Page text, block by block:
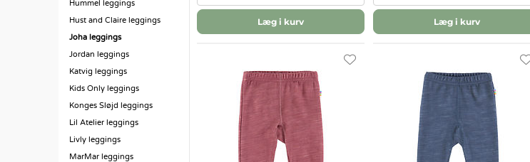
Hummel leggings
Hust and Claire leggings
Joha leggings
Jordan leggings
Katvig leggings
Kids Only leggings
Konges Sløjd leggings
Lil Atelier leggings
Livly leggings
MarMar leggings
Læg i kurv Læg i kurv